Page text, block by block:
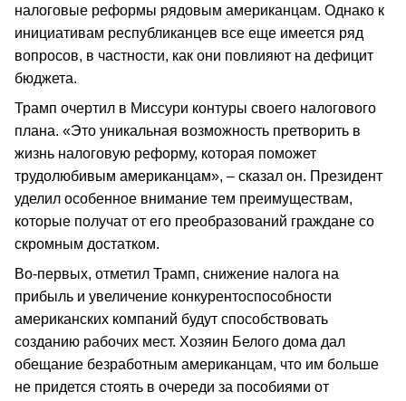
налоговые реформы рядовым американцам. Однако к
инициативам республиканцев все еще имеется ряд
вопросов, в частности, как они повлияют на дефицит
бюджета.
Трамп очертил в Миссури контуры своего налогового
плана. «Это уникальная возможность претворить в
жизнь налоговую реформу, которая поможет
трудолюбивым американцам», – сказал он. Президент
уделил особенное внимание тем преимуществам,
которые получат от его преобразований граждане со
скромным достатком.
Во-первых, отметил Трамп, снижение налога на
прибыль и увеличение конкурентоспособности
американских компаний будут способствовать
созданию рабочих мест. Хозяин Белого дома дал
обещание безработным американцам, что им больше
не придется стоять в очереди за пособиями от